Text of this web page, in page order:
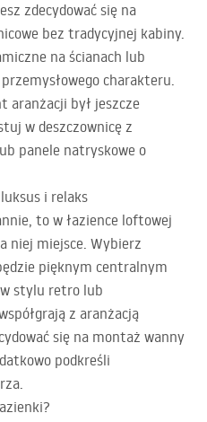
zdecydować się na
bez tradycyjnej kabiny.
na ścianach lub
charakteru.
aranżacji był jeszcze
w deszczownicę z
panele natryskowe o
i relaks
to w łazience loftowej
niej miejsce. Wybierz
pięknym centralnym
stylu retro lub
z aranżacją
się na montaż wanny
podkreśli